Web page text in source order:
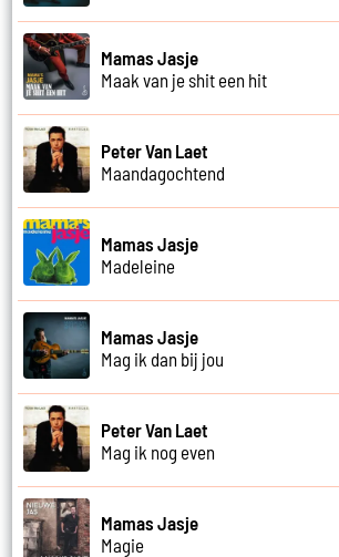
Mamas Jasje
Maak van je shit een hit
Peter Van Laet
Maandagochtend
Mamas Jasje
Madeleine
Mamas Jasje
Mag ik dan bij jou
Peter Van Laet
Mag ik nog even
Mamas Jasje
Magie